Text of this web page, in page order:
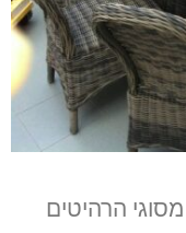
הרהיטים